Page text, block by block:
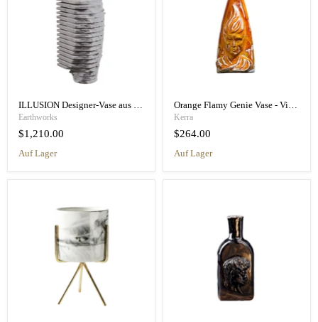
Earthworks
$1,210.00
auf Lager
Kerra
$264.00
auf Lager